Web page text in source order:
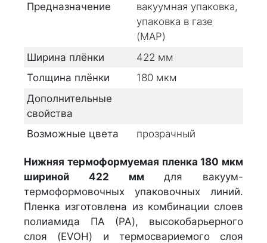
Предназначение
вакуумная упаковка,
упаковка в газе
(MAP)
Ширина плёнки
422 мм
Толщина плёнки
180 мкм
Дополнительные
свойства
Возможные цвета
прозрачный
Нижняя термоформуемая пленка 180 мкм
шириной 422 мм для вакуум-
термоформовочных упаковочных линий.
Пленка изготовлена из комбинации слоев
полиамида ПА (PA), высокобарьерного
слоя (EVOH) и термосвариемого слоя